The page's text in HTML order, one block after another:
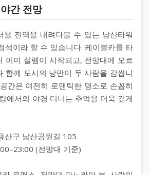
간 전망
울 전역을 내려다볼 수 있는 남산타워
석이라 할 수 있습니다. 케이블카를 타
이미 설렘이 시작되고, 전망대에 오르
함께 도시의 낭만이 두 사람을 감쌉니
간은 여전히 로맨틱한 명소로 손꼽히
에서의 야경 디너는 추억을 더욱 깊게
산구 남산공원길 105
(전망대 기준)